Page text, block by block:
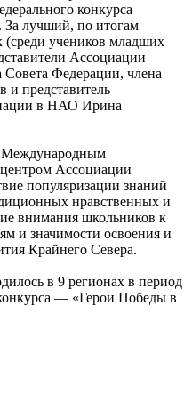
конкурса
лучший, по итогам
(среди учеников младших
Ассоциации
Федерации, члена
представитель
в НАО Ирина
Международным
Ассоциации
популяризации знаний
нравственных и
внимания школьников к
и значимости освоения и
Крайнего Севера.
в 9 регионах в период
— «Герои Победы в